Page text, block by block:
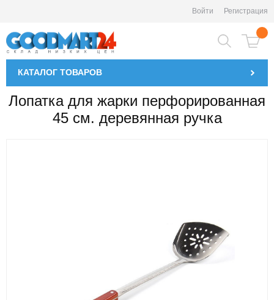
Войти Регистрация
КАТАЛОГ ТОВАРОВ
Лопатка для жарки перфорированная
45 см. деревянная ручка